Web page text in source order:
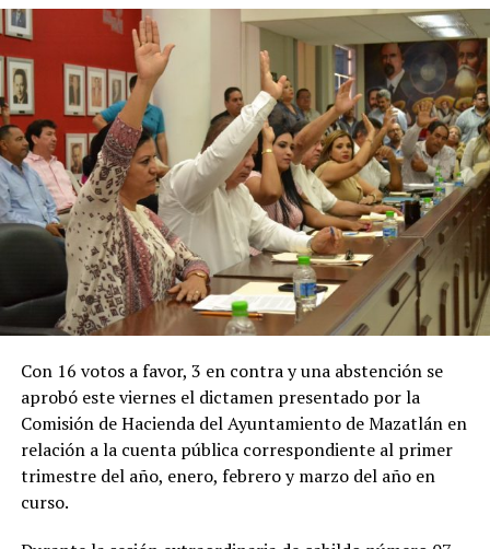
Con 16 votos a favor, 3 en contra y una abstención se
aprobó este viernes el dictamen presentado por la
Comisión de Hacienda del Ayuntamiento de Mazatlán en
relación a la cuenta pública correspondiente al primer
trimestre del año, enero, febrero y marzo del año en
curso.